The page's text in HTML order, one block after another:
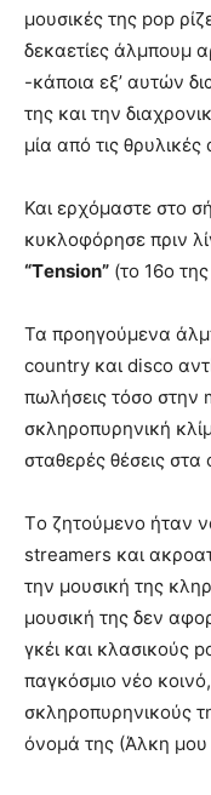
μουσικές της pop
δεκαετίες άλμπουμ
-κάποια εξ’ αυτών
της και την
μία από τις
Και ερχόμαστε στο
κυκλοφόρησε πριν
“Τension” (τo 16o
Τα προηγούμενα
country και disco
πωλήσεις τόσο στην
σκληροπυρηνική
σταθερές θέσεις στα
Tο ζητούμενο ήταν
streamers και
την μουσική της
μουσική της δεν
γκέι και κλασικούς
παγκόσμιο νέο
σκληροπυρηνικούς
όνομά της (Άλκη μου